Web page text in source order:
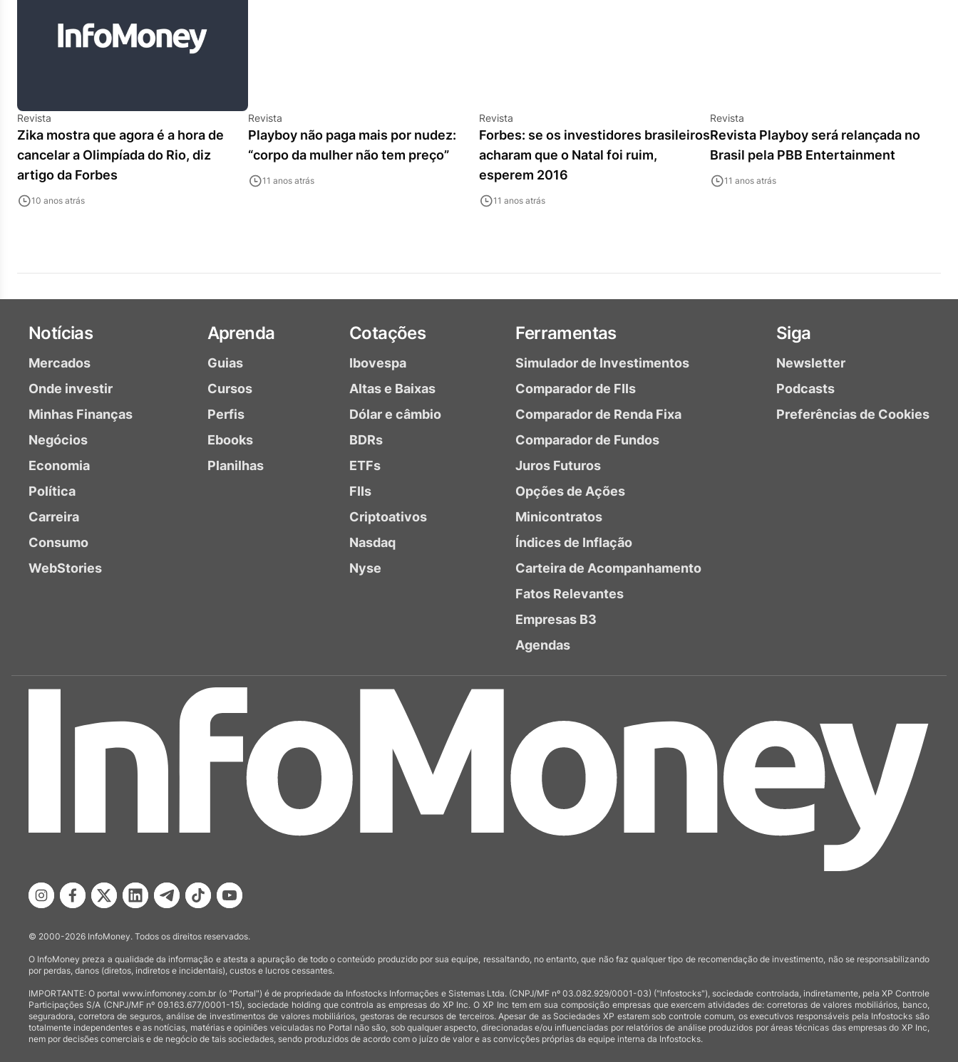
Revista
Zika mostra que agora é a hora de
cancelar a Olimpíada do Rio, diz
artigo da Forbes
10 anos atrás
Revista
Playboy não paga mais por nudez:
“corpo da mulher não tem preço”
11 anos atrás
Revista
Forbes: se os investidores brasileiros
acharam que o Natal foi ruim,
esperem 2016
11 anos atrás
Revista
Revista Playboy será relançada no
Brasil pela PBB Entertainment
11 anos atrás
Notícias
Mercados
Onde investir
Minhas Finanças
Negócios
Economia
Política
Carreira
Consumo
WebStories
Aprenda
Guias
Cursos
Perfis
Ebooks
Planilhas
Cotações
Ibovespa
Altas e Baixas
Dólar e câmbio
BDRs
ETFs
FIIs
Criptoativos
Nasdaq
Nyse
Ferramentas
Simulador de Investimentos
Comparador de FIIs
Comparador de Renda Fixa
Comparador de Fundos
Juros Futuros
Opções de Ações
Minicontratos
Índices de Inflação
Carteira de Acompanhamento
Fatos Relevantes
Empresas B3
Agendas
Siga
Newsletter
Podcasts
Preferências de Cookies
© 2000-2026 InfoMoney. Todos os direitos reservados.
O InfoMoney preza a qualidade da informação e atesta a apuração de todo o conteúdo produzido por sua equipe, ressaltando, no entanto, que não faz qualquer tipo de recomendação de investimento, não se responsabilizando
por perdas, danos (diretos, indiretos e incidentais), custos e lucros cessantes.
IMPORTANTE: O portal www.infomoney.com.br (o "Portal") é de propriedade da Infostocks Informações e Sistemas Ltda. (CNPJ/MF nº 03.082.929/0001-03) ("Infostocks"), sociedade controlada, indiretamente, pela XP Controle
Participações S/A (CNPJ/MF nº 09.163.677/0001-15), sociedade holding que controla as empresas do XP Inc. O XP Inc tem em sua composição empresas que exercem atividades de: corretoras de valores mobiliários, banco,
seguradora, corretora de seguros, análise de investimentos de valores mobiliários, gestoras de recursos de terceiros. Apesar de as Sociedades XP estarem sob controle comum, os executivos responsáveis pela Infostocks são
totalmente independentes e as notícias, matérias e opiniões veiculadas no Portal não são, sob qualquer aspecto, direcionadas e/ou influenciadas por relatórios de análise produzidos por áreas técnicas das empresas do XP Inc,
nem por decisões comerciais e de negócio de tais sociedades, sendo produzidos de acordo com o juízo de valor e as convicções próprias da equipe interna da Infostocks.